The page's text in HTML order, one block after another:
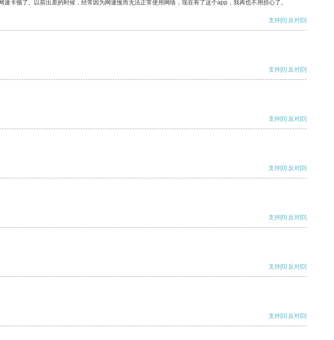
卡顿了。以前出差的时候，经常因为网速慢而无法正常使用网络，现在有了这个app，我再也不用担心了。
支持[0] 反对[0]
支持[0] 反对[0]
支持[0] 反对[0]
支持[0] 反对[0]
支持[0] 反对[0]
支持[0] 反对[0]
支持[0] 反对[0]